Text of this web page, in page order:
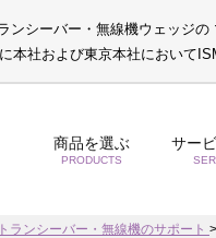
ンシーバー・無線機ウェッジの
本社および東京本社において
商品を選ぶ
PRODUCTS
サー
ランシーバー・無線機のサポート >